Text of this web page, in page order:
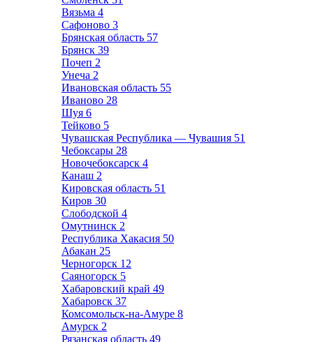
Вязьма 4
Сафоново 3
Брянская область 57
Брянск 39
Почеп 2
Унеча 2
Ивановская область 55
Иваново 28
Шуя 6
Тейково 5
Чувашская Республика — Чувашия 51
Чебоксары 28
Новочебоксарск 4
Канаш 2
Кировская область 51
Киров 30
Слободской 4
Омутнинск 2
Республика Хакасия 50
Абакан 25
Черногорск 12
Саяногорск 5
Хабаровский край 49
Хабаровск 37
Комсомольск-на-Амуре 8
Амурск 2
Рязанская область 49